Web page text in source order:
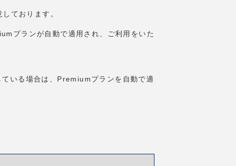
ております。
プランが自動で適用され、ご利用をいた
いる場合は、Premiumプランを自動で適